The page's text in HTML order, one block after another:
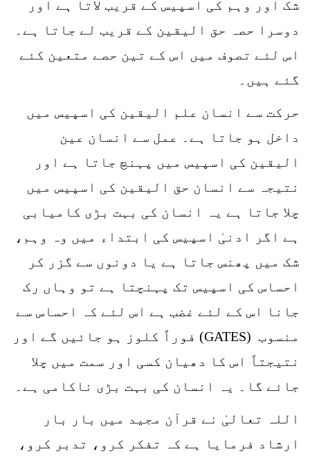
شک اور وہم کی اسپیس کے قریب لاتا ہے اور
دوسرا حصہ حق الیقین کے قریب لے جاتا ہے۔
اس لئے تصوف میں اس کے تین حصے متعین کئے
گئے ہیں۔
حرکت سے انسان علم الیقین کی اسپیس میں
داخل ہو جاتا ہے۔ عمل سے انسان عین
الیقین کی اسپیس میں پہنچ جاتا ہے اور
نتیجہ سے انسان حق الیقین کی اسپیس میں
چلا جاتا ہے یہ انسان کی بہت بڑی کامیابی
ہے اگر ادنیٰ اسپیس کی ابتداء میں وہ وہم،
شک میں پھنس جاتا ہے یا دونوں سے گزر کر
احساس کی اسپیس تک پہنچتا ہے تو وہاں رک
جانا اس کے لئے غضب ہے اس لئے کہ احساس سے
منسوب (GATES) فوراً کلوز ہو جائیں گے اور
نتیجتاً اس کا دھیان کسی اور سمت میں چلا
جائے گا۔ یہ انسان کی بہت بڑی ناکامی ہے۔
اللہ تعالیٰ نے قرآن مجید میں بار بار
ارشاد فرمایا ہے کہ تفکر کرو، تدبر کرو،